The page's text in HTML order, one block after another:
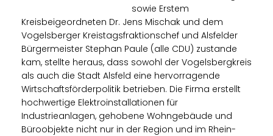
sowie Erstem
Kreisbeigeordneten Dr. Jens Mischak und dem
Vogelsberger Kreistagsfraktionschef und Alsfelder
Bürgermeister Stephan Paule (alle CDU) zustande
kam, stellte heraus, dass sowohl der Vogelsbergkreis
als auch die Stadt Alsfeld eine hervorragende
Wirtschaftsförderpolitik betrieben. Die Firma erstellt
hochwertige Elektroinstallationen für
Industrieanlagen, gehobene Wohngebäude und
Büroobjekte nicht nur in der Region und im Rhein-